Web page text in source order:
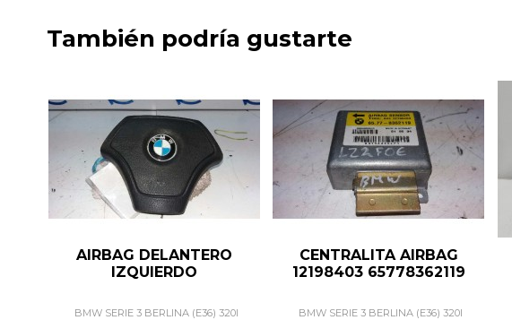
También podría gustarte
AIRBAG DELANTERO
IZQUIERDO
BMW SERIE 3 BERLINA (E36) 320I
CENTRALITA AIRBAG
12198403 65778362119
BMW SERIE 3 BERLINA (E36) 320I